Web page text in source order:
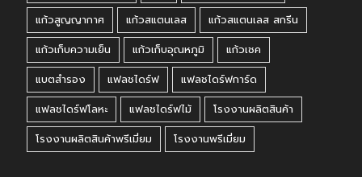
แก้วสูญญากาศ
แก้วสแตนเลส
แก้วสแตนเลส สกรีน
แก้วเก็บความเย็น
แก้วเก็บอุณหภูมิ
แก้วเชค
แบตสำรอง
แฟลชไดร์ฟ
แฟลชไดร์ฟการ์ด
แฟลชไดร์ฟโลหะ
แฟลชไดร์ฟไม้
โรงงานผลิตสินค้า
โรงงานผลิตสินค้าพรีเมี่ยม
โรงงานพรีเมี่ยม